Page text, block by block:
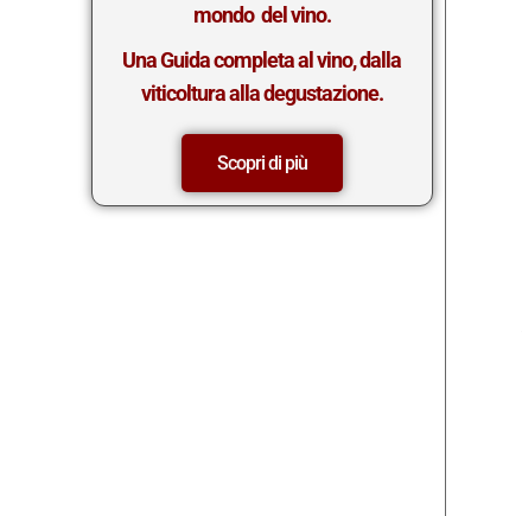
mondo del vino.
Una Guida completa al vino, dalla
viticoltura alla degustazione.
Scopri di più